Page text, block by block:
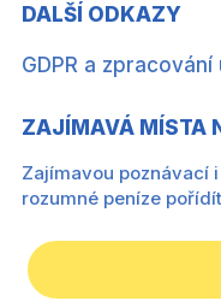
DALŠÍ ODKAZY
GDPR a zpracování
ZAJÍMAVÁ MÍSTA
Zajímavou poznávací
rozumné peníze